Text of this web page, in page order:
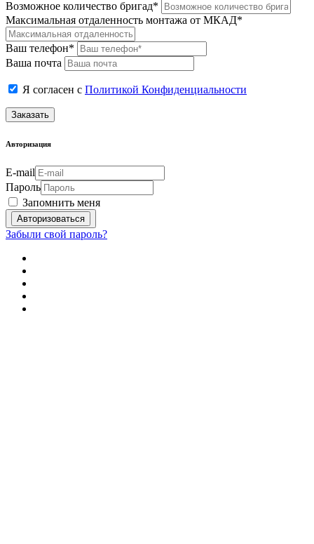
Возможное количество бригад*
Максимальная отдаленность монтажа от МКАД*
Ваш телефон*
Ваша почта
Я согласен с Политикой Конфиденциальности
Заказать
Авторизация
E-mail
Пароль
Запомнить меня
Забыли свой пароль?